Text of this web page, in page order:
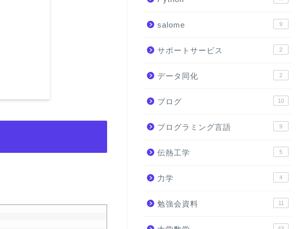
salome 9
サポートサービス 2
データ同化 2
ブログ 10
プログラミング言語 9
伝熱工学 5
力学 4
勉強会資料 11